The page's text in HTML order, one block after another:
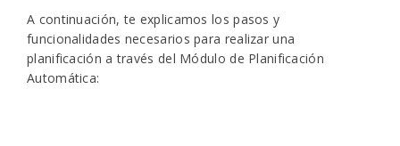
A continuación, te explicamos los pasos y
funcionalidades necesarios para realizar una
planificación a través del Módulo de Planificación
Automática: